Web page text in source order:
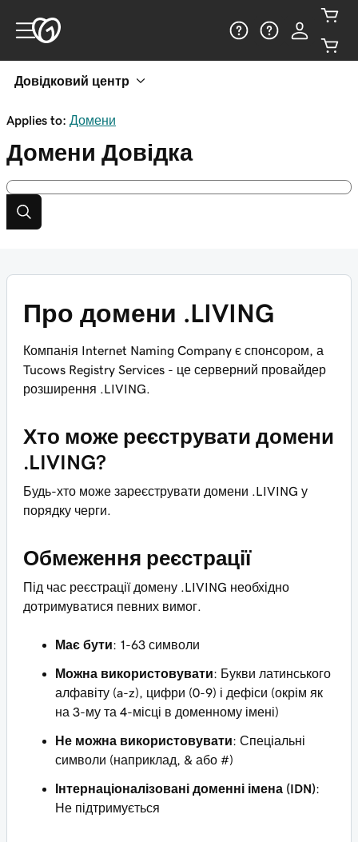
Довідковий центр
Applies to: Домени
Домени Довідка
Про домени .LIVING
Компанія Internet Naming Company є спонсором, а
Tucows Registry Services - це серверний провайдер
розширення .LIVING.
Хто може реєструвати домени
.LIVING?
Будь-хто може зареєструвати домени .LIVING у
порядку черги.
Обмеження реєстрації
Під час реєстрації домену .LIVING необхідно
дотримуватися певних вимог.
Має бути: 1-63 символи
Можна використовувати: Букви латинського
алфавіту (a-z), цифри (0-9) і дефіси (окрім як
на 3-му та 4-місці в доменному імені)
Не можна використовувати: Спеціальні
символи (наприклад, & або #)
Інтернаціоналізовані доменні імена (IDN):
Не підтримується